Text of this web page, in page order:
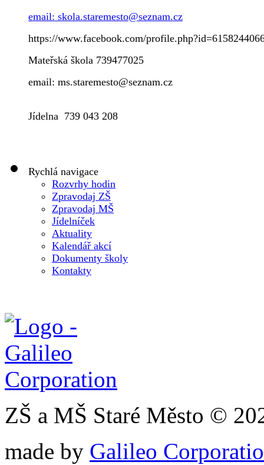
email: skola.staremesto@seznam.cz
https://www.facebook.com/
Mateřská škola 739477025
email: ms.staremesto@seznam.cz
Jídelna 739 043 208
Rychlá navigace
Rozvrhy hodin
Zpravodaj ZŠ
Zpravodaj MŠ
Jídelníček
Aktuality
Kalendář akcí
Dokumenty školy
Kontakty
ZŠ a MŠ Staré Město ©
made by Galileo